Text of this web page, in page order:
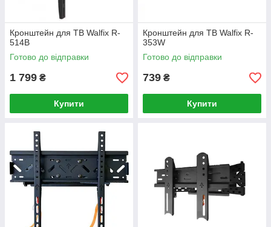
Кронштейн для ТВ Walfix R-
514B
Готово до відправки
1 799 ₴
Купити
Кронштейн для ТВ Walfix R-
353W
Готово до відправки
739 ₴
Купити